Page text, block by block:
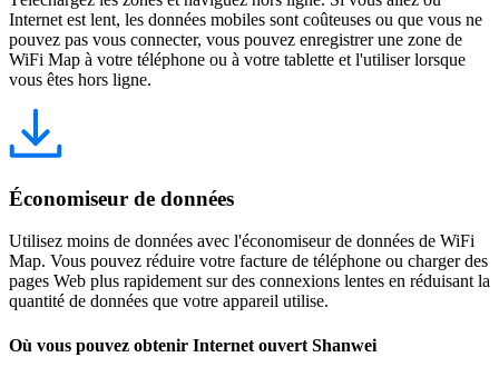
Internet est lent, les données mobiles sont coûteuses ou que vous ne
pouvez pas vous connecter, vous pouvez enregistrer une zone de
WiFi Map à votre téléphone ou à votre tablette et l'utiliser lorsque
vous êtes hors ligne.
Économiseur de données
Utilisez moins de données avec l'économiseur de données de WiFi
Map. Vous pouvez réduire votre facture de téléphone ou charger des
pages Web plus rapidement sur des connexions lentes en réduisant la
quantité de données que votre appareil utilise.
Où vous pouvez obtenir Internet ouvert Shanwei